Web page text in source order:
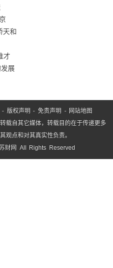
天和
才
展
- 版权声明 -免责声明 - 网站地图
载自其它媒体，转载目的在于传递更多
观点和对其真实性负责。
财网 All Rights Reserved